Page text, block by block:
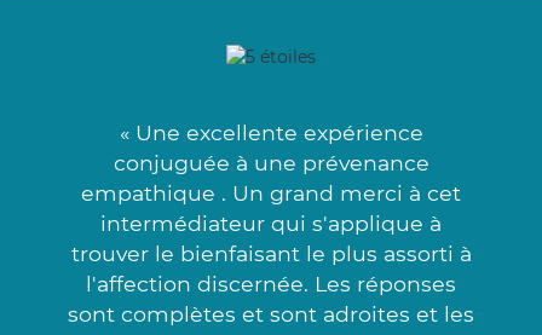
« Une excellente expérience
conjuguée à une prévenance
empathique . Un grand merci à cet
intermédiateur qui s'applique à
trouver le bienfaisant le plus assorti à
l'affection discernée. Les réponses
sont complètes et sont adroites et les